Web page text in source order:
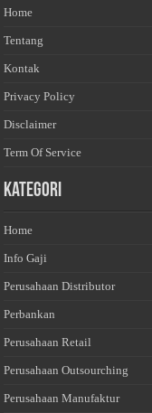
Home
Tentang
Kontak
Privacy Policy
Disclaimer
Term Of Service
Kategori
Home
Info Gaji
Perusahaan Distributor
Perbankan
Perusahaan Retail
Perusahaan Outsourching
Perusahaan Manufaktur